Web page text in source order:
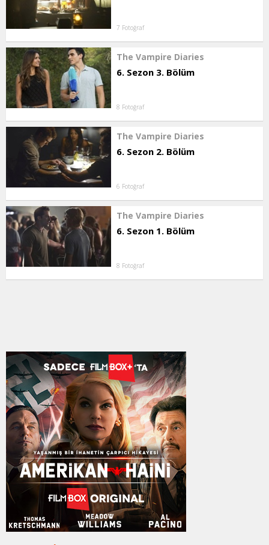
7 Fotoğraf
The Vampire Diaries
6. Sezon 3. Bölüm
8 Fotoğraf
The Vampire Diaries
6. Sezon 2. Bölüm
6 Fotoğraf
The Vampire Diaries
6. Sezon 1. Bölüm
8 Fotoğraf